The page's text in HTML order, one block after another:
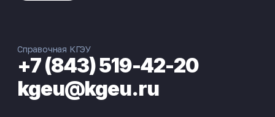
Справочная КГЭУ
+7 (843) 519-42-20
kgeu@kgeu.ru